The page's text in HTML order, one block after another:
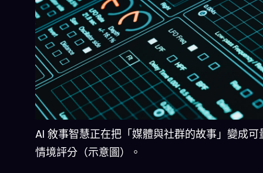
AI 敘事智慧正在把「媒體與社群的故事」變成可
情境評分（示意圖）。